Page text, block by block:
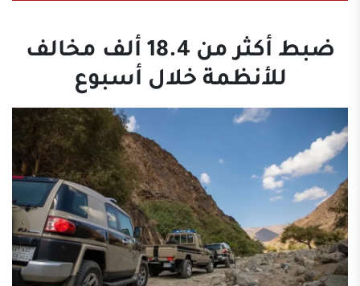
ضبط أكثر من 18.4 ألف مخالف
للأنظمة خلال أسبوع